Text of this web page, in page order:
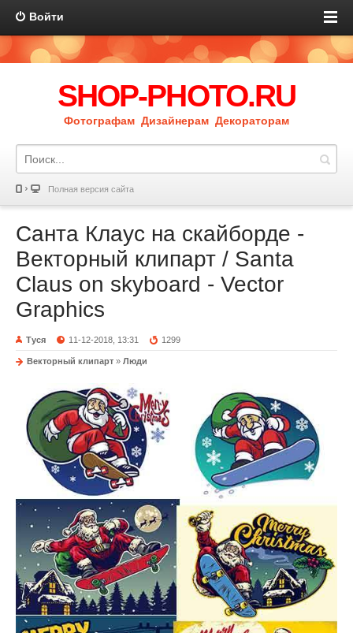
Войти
SHOP-PHOTO.RU
Фотографам Дизайнерам Декораторам
Полная версия сайта
Санта Клаус на скайборде -
Векторный клипарт / Santa
Claus on skyboard - Vector
Graphics
Туся 11-12-2018, 13:31 1299
Векторный клипарт » Люди